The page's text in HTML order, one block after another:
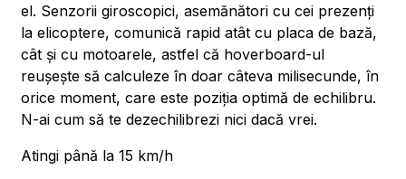
el. Senzorii giroscopici, asemănători cu cei prezenți
la elicoptere, comunică rapid atât cu placa de bază,
cât și cu motoarele, astfel că hoverboard-ul
reușește să calculeze în doar câteva milisecunde, în
orice moment, care este poziția optimă de echilibru.
N-ai cum să te dezechilibrezi nici dacă vrei.
Atingi până la 15 km/h